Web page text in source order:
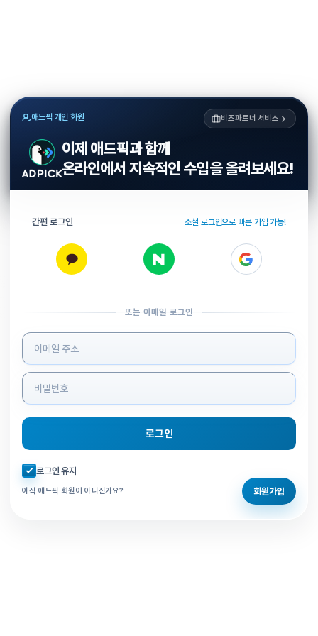
애드픽 개인 회원 비즈파트너 서비스
이제 애드픽과 함께
온라인에서 지속적인 수입을 올려보세요!
간편 로그인 소셜 로그인으로 빠른 가입 가능!
또는 이메일 로그인
로그인 정보 입력
로그인
자동로그인 체크
로그인 유지
아직 애드픽 회원이 아니신가요? 회원가입